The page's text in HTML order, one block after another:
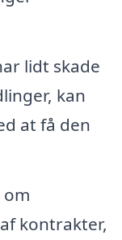
lidt skade
kan
at få den
om
kontrakter,